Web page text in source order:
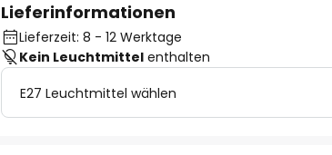
Lieferinformationen
Lieferzeit: 8 - 12 Werktage
Kein Leuchtmittel enthalten
E27 Leuchtmittel wählen